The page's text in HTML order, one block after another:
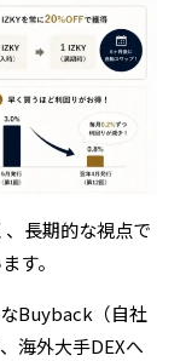
長期的な視点で
す。
Buyback（自社
海外大手DEXへ